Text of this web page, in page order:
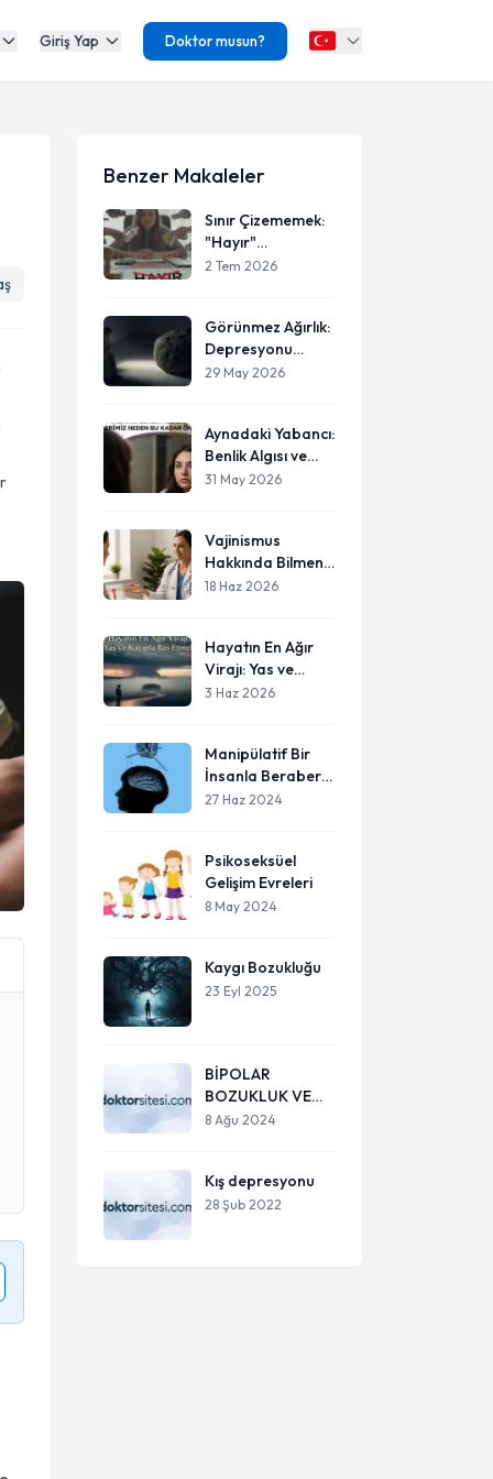
Giriş Yap Doktor musun?
Benzer Makaleler
Sınır Çizememek:
"Hayır"
Diyemediğimizde
2 Tem 2026
Görünmez Ağırlık:
Depresyonu
Anlamak ve
29 May 2026
Aynadaki Yabancı:
Benlik Algısı ve
Özdeğerimiz
31 May 2026
Vajinismus
Hakkında Bilmeniz
Gerekenler
18 Haz 2026
Hayatın En Ağır
Virajı: Yas ve
Kayıpla Baş Etmek
3 Haz 2026
Manipülatif Bir
İnsanla Beraber
Olduğunuzu
27 Haz 2024
Psikoseksüel
Gelişim Evreleri
8 May 2024
Kaygı Bozukluğu
23 Eyl 2025
BİPOLAR
BOZUKLUK VE
İSTİHDAM
8 Ağu 2024
Kış depresyonu
28 Şub 2022